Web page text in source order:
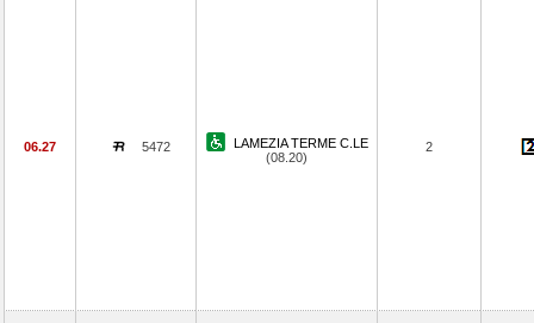
06.27 5472
LAMEZIA TERME C.LE
(08.20)
2